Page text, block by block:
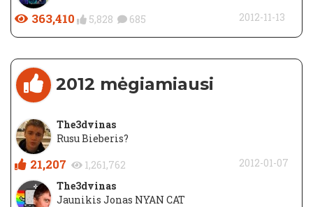
363,410 5,828 685 2012-11-13
2012 mėgiamiausi
The3dvinas
Rusu Bieberis?
21,207 1,261,762
2012-01-07
The3dvinas
Jaunikis Jonas NYAN CAT